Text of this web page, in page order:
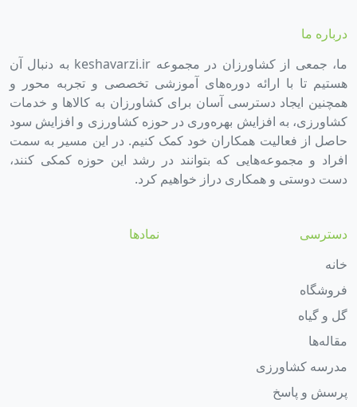
درباره ما
ما، جمعی از کشاورزان در مجموعه keshavarzi.ir به دنبال آن
هستیم تا با ارائه دوره‌های آموزشی تخصصی و تجربه محور و
همچنین ایجاد دسترسی آسان برای کشاورزان به کالاها و خدمات
کشاورزی، به افزایش بهره‌وری در حوزه کشاورزی و افزایش سود
حاصل از فعالیت همکاران خود کمک کنیم. در این مسیر به سمت
افراد و مجموعه‌هایی که بتوانند در رشد این حوزه کمکی کنند،
دست دوستی و همکاری دراز خواهیم کرد.
دسترسی
خانه
فروشگاه
گل و گیاه
مقاله‌ها
مدرسه کشاورزی
پرسش و پاسخ
نمادها